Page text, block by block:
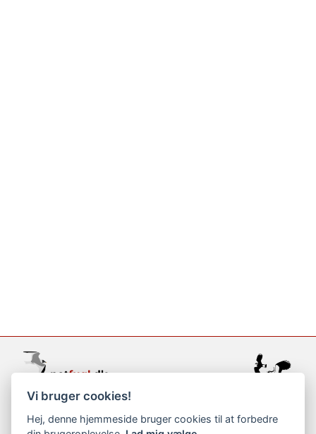
support@netfugl.dk
Vi bruger cookies!
Hej, denne hjemmeside bruger cookies til at forbedre